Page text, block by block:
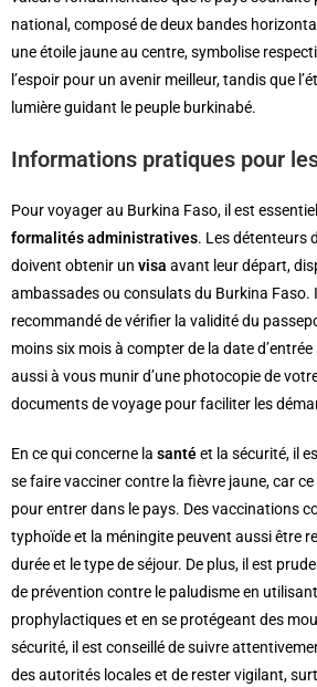
national, composé de deux bandes
une étoile jaune au centre, symbolise
l’espoir pour un avenir meilleur, tandis que
lumière guidant le peuple burkinabé.
Informations pratiques pour
Pour voyager au Burkina Faso, il est
formalités administratives. Les détenteurs
doivent obtenir un visa avant leur départ,
ambassades ou consulats du Burkina Faso.
recommandé de vérifier la validité du
moins six mois à compter de la date
aussi à vous munir d’une photocopie de
documents de voyage pour faciliter les
En ce qui concerne la santéet la sécurité, il
se faire vacciner contre la fièvre jaune, car
pour entrer dans le pays. Des vaccinations
typhoïde et la méningite peuvent aussi être
durée et le type de séjour. De plus, il est
de prévention contre le paludisme en
prophylactiques et en se protégeant des
sécurité, il est conseillé de suivre
des autorités locales et de rester vigilant,